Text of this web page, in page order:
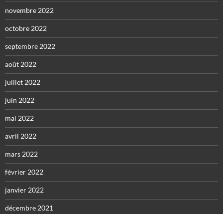
novembre 2022
octobre 2022
septembre 2022
août 2022
juillet 2022
juin 2022
mai 2022
avril 2022
mars 2022
février 2022
janvier 2022
décembre 2021